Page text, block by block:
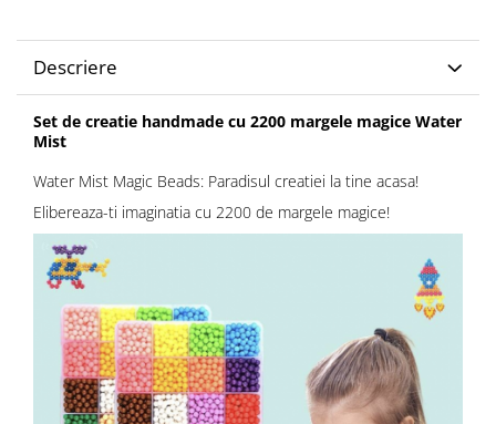
Descriere
Set de creatie handmade cu 2200 margele magice Water
Mist
Water Mist Magic Beads: Paradisul creatiei la tine acasa!
Elibereaza-ti imaginatia cu 2200 de margele magice!